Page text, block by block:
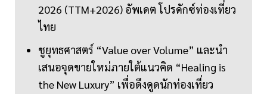
2026 (TTM+2026) อัพเดต โปรดักซ์ท่องเที่ยว
ไทย
ชูยุทธศาสตร์ “Value over Volume” และนำ
เสนอจุดขายใหม่ภายใต้แนวคิด “Healing is
the New Luxury” เพื่อดึงดูดนักท่องเที่ยว